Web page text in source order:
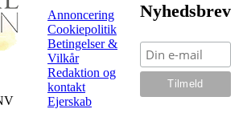
Annoncering
Cookiepolitik
Betingelser &
Vilkår
Redaktion og
kontakt
Ejerskab
Nyhedsbrev